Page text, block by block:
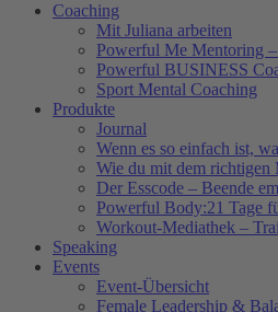
Coaching
Mit Juliana arbeiten
Powerful Me Mentoring
Powerful BUSINESS
Sport Mental Coaching
Produkte
Journal
Wenn es so einfach ist,
Wie du mit dem richtigen
Der Esscode – Beende
Powerful Body:21 Tage
Workout-Mediathek –
Speaking
Events
Event-Übersicht
Female Leadership &